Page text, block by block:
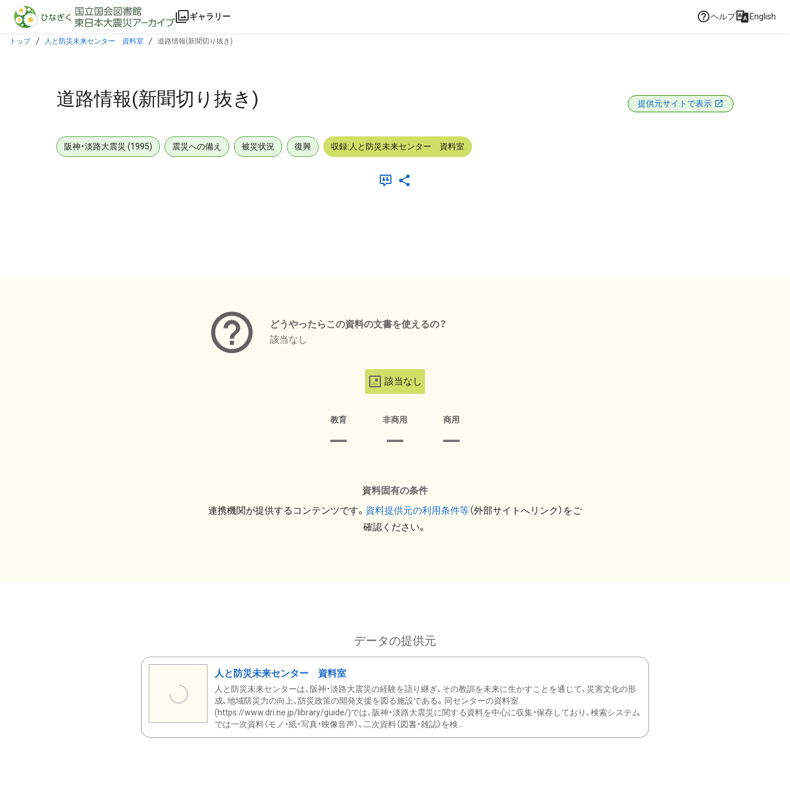
本文に飛ぶ
ギャラリー ヘルプ English
トップ 人と防災未来センター 資料室 道路情報(新聞切り抜き)
道路情報(新聞切り抜き) 提供元サイトで表示
阪神・淡路大震災 (1995) 震災への備え 被災状況 復興 収録:人と防災未来センター 資料室
どうやったらこの資料の文書を使えるの？
該当なし
該当なし
教育 非商用 商用
資料固有の条件
連携機関が提供するコンテンツです。 資料提供元の利用条件等（外部サイトへリンク）をご
確認ください。
データの提供元
人と防災未来センター 資料室
人と防災未来センターは、阪神・淡路大震災の経験を語り継ぎ、その教訓を未来に生かすことを通じて、災害文化の形
成、地域防災力の向上、防災政策の開発支援を図る施設である。同センターの資料室
(https://www.dri.ne.jp/library/guide/)では、阪神・淡路大震災に関する資料を中心に収集・保存しており、検索システム
では一次資料（モノ・紙・写真・映像音声）、二次資料（図書・雑誌）を検...